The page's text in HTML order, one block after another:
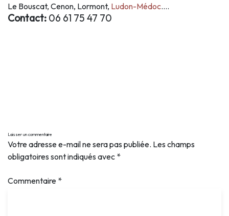
Le Bouscat, Cenon, Lormont, Ludon-Médoc….
Contact: 06 61 75 47 70
Laisser un commentaire
Votre adresse e-mail ne sera pas publiée. Les champs
obligatoires sont indiqués avec *
Commentaire *